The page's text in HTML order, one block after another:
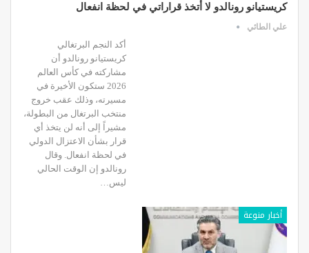
كريستيانو رونالدو لا أتخذ قراراتي في لحظة انفعال
علي الطائي
أكد النجم البرتغالي
كريستيانو رونالدو أن
مشاركته في كأس العالم
2026 ستكون الأخيرة في
مسيرته، وذلك عقب خروج
منتخب البرتغال من البطولة،
مشيراً إلى أنه لن يتخذ أي
قرار بشأن الاعتزال الدولي
في لحظة انفعال. وقال
رونالدو إن الوقت الحالي
ليس…
أخبار منوعة